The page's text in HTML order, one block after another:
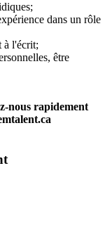
dans un rôle
à l'écrit;
être
nous rapidement